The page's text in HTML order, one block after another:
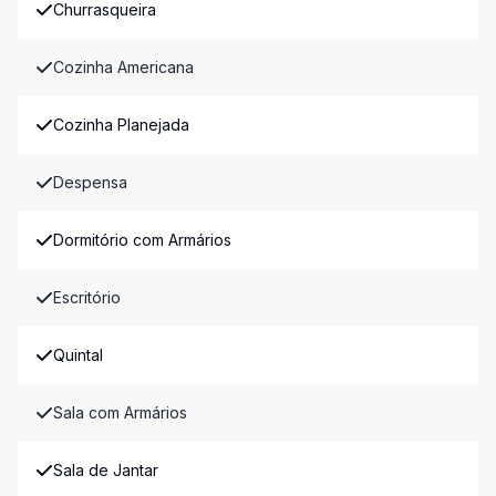
Churrasqueira
Cozinha Americana
Cozinha Planejada
Despensa
Dormitório com Armários
Escritório
Quintal
Sala com Armários
Sala de Jantar